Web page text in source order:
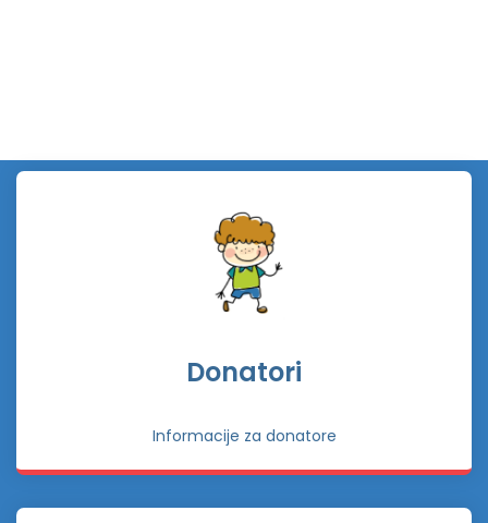
Donatori
Informacije za donatore